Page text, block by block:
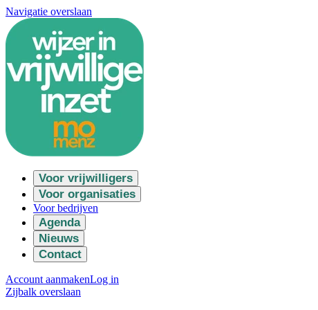
Navigatie overslaan
Voor vrijwilligers
Voor organisaties
Voor bedrijven
Agenda
Nieuws
Contact
Account aanmakenLog in
Zijbalk overslaan